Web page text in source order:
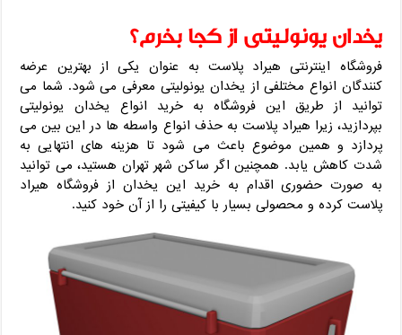
یخدان یونولیتی از کجا بخرم؟
فروشگاه اینترنتی هیراد پلاست به عنوان یکی از بهترین عرضه
کنندگان انواع مختلفی از یخدان یونولیتی معرفی می شود. شما می
توانید از طریق این فروشگاه به خرید انواع یخدان یونولیتی
بپردازید، زیرا هیراد پلاست به حذف انواع واسطه ها در این بین می
پردازد و همین موضوع باعث می شود تا هزینه های انتهایی به
شدت کاهش یابد. همچنین اگر ساکن شهر تهران هستید، می توانید
به صورت حضوری اقدام به خرید این یخدان از فروشگاه هیراد
پلاست کرده و محصولی بسیار با کیفیتی را از آن خود کنید.